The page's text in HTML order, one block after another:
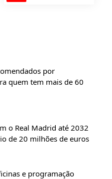
por
quem tem mais de 60
o Real Madrid até 2032
de 20 milhões de euros
e programação